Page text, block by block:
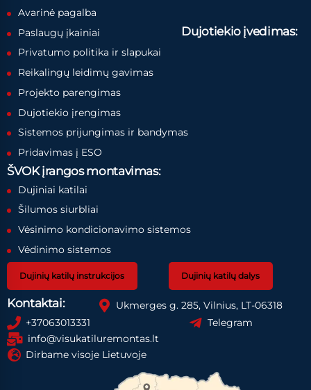
Avarinė pagalba
Paslaugų įkainiai
Privatumo politika ir slapukai
Dujotiekio įvedimas:
Reikalingų leidimų gavimas
Projekto parengimas
Dujotiekio įrengimas
Sistemos prijungimas ir bandymas
Pridavimas į ESO
ŠVOK įrangos montavimas:
Dujiniai katilai
Šilumos siurbliai
Vėsinimo kondicionavimo sistemos
Vėdinimo sistemos
Dujinių katilų instrukcijos Dujinių katilų dalys
Kontaktai:
Ukmerges g. 285, Vilnius, LT-06318
+37063013331
Telegram
info@visukatiluremontas.lt
Dirbame visoje Lietuvoje